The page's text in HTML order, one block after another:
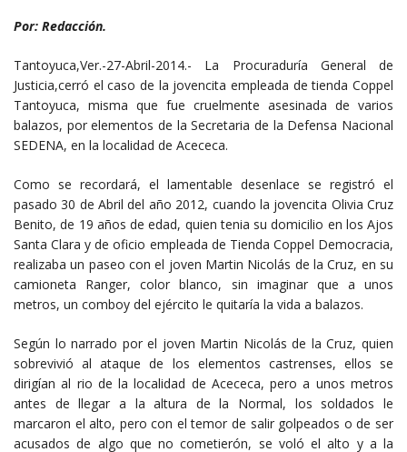
Por: Redacción.
Tantoyuca,Ver.-27-Abril-2014.- La Procuraduría General de
Justicia,cerró el caso de la jovencita empleada de tienda Coppel
Tantoyuca, misma que fue cruelmente asesinada de varios
balazos, por elementos de la Secretaria de la Defensa Nacional
SEDENA, en la localidad de Acececa.
Como se recordará, el lamentable desenlace se registró el
pasado 30 de Abril del año 2012, cuando la jovencita Olivia Cruz
Benito, de 19 años de edad, quien tenia su domicilio en los Ajos
Santa Clara y de oficio empleada de Tienda Coppel Democracia,
realizaba un paseo con el joven Martin Nicolás de la Cruz, en su
camioneta Ranger, color blanco, sin imaginar que a unos
metros, un comboy del ejército le quitaría la vida a balazos.
Según lo narrado por el joven Martin Nicolás de la Cruz, quien
sobrevivió al ataque de los elementos castrenses, ellos se
dirigían al rio de la localidad de Acececa, pero a unos metros
antes de llegar a la altura de la Normal, los soldados le
marcaron el alto, pero con el temor de salir golpeados o de ser
acusados de algo que no cometierón, se voló el alto y a la